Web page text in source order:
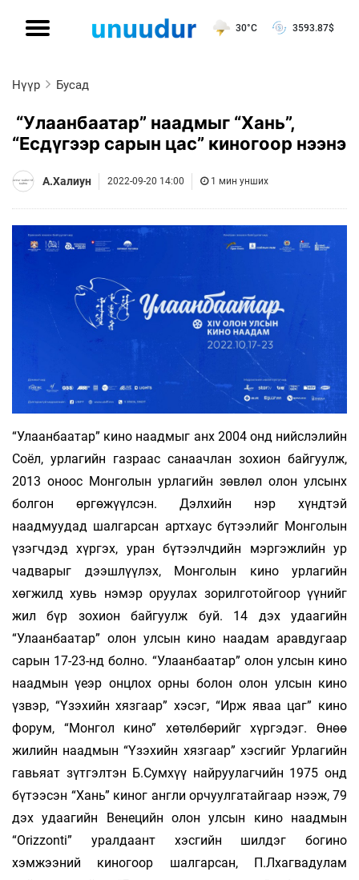
30°C 3593.87$
Нүүр Бусад
“Улаанбаатар” наадмыг “Хань”,
“Есдүгээр сарын цас” киногоор нээнэ
А.Халиун 2022-09-20 14:00 1 мин унших
“Улаанбаатар” кино наадмыг анх 2004 онд нийслэлийн
Соёл, урлагийн газраас санаачлан зохион байгуулж,
2013 оноос Монголын урлагийн зөвлөл олон улсынх
болгон өргөжүүлсэн. Дэлхийн нэр хүндтэй
наадмуудад шалгарсан артхаус бүтээлийг Монголын
үзэгчдэд хүргэх, уран бүтээлчдийн мэргэжлийн ур
чадварыг дээшлүүлэх, Монголын кино урлагийн
хөгжилд хувь нэмэр оруулах зорилготойгоор үүнийг
жил бүр зохион байгуулж буй. 14 дэх удаагийн
“Улаанбаатар” олон улсын кино наадам аравдугаар
сарын 17-23-нд болно. “Улаанбаатар” олон улсын кино
наадмын үеэр онцлох орны болон олон улсын кино
үзвэр, “Үзэхийн хязгаар” хэсэг, “Ирж яваа цаг” кино
форум, “Монгол кино” хөтөлбөрийг хүргэдэг. Өнөө
жилийн наадмын “Үзэхийн хязгаар” хэсгийг Урлагийн
гавьяат зүтгэлтэн Б.Сумхүү найруулагчийн 1975 онд
бүтээсэн “Хань” киног англи орчуулгатайгаар нээж, 79
дэх удаагийн Венецийн олон улсын кино наадмын
“Orizzonti” уралдаант хэсгийн шилдэг богино
хэмжээний киногоор шалгарсан, П.Лхагвадулам